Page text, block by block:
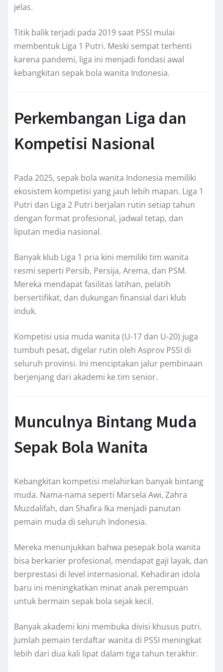
jelas.
Titik balik terjadi pada 2019 saat PSSI mulai
membentuk Liga 1 Putri. Meski sempat terhenti
karena pandemi, liga ini menjadi fondasi awal
kebangkitan sepak bola wanita Indonesia.
Perkembangan Liga dan
Kompetisi Nasional
Pada 2025, sepak bola wanita Indonesia memiliki
ekosistem kompetisi yang jauh lebih mapan. Liga 1
Putri dan Liga 2 Putri berjalan rutin setiap tahun
dengan format profesional, jadwal tetap, dan
liputan media nasional.
Banyak klub Liga 1 pria kini memiliki tim wanita
resmi seperti Persib, Persija, Arema, dan PSM.
Mereka mendapat fasilitas latihan, pelatih
bersertifikat, dan dukungan finansial dari klub
induk.
Kompetisi usia muda wanita (U-17 dan U-20) juga
tumbuh pesat, digelar rutin oleh Asprov PSSI di
seluruh provinsi. Ini menciptakan jalur pembinaan
berjenjang dari akademi ke tim senior.
Munculnya Bintang Muda
Sepak Bola Wanita
Kebangkitan kompetisi melahirkan banyak bintang
muda. Nama-nama seperti Marsela Awi, Zahra
Muzdalifah, dan Shafira Ika menjadi panutan
pemain muda di seluruh Indonesia.
Mereka menunjukkan bahwa pesepak bola wanita
bisa berkarier profesional, mendapat gaji layak, dan
berprestasi di level internasional. Kehadiran idola
baru ini meningkatkan minat anak perempuan
untuk bermain sepak bola sejak kecil.
Banyak akademi kini membuka divisi khusus putri.
Jumlah pemain terdaftar wanita di PSSI meningkat
lebih dari dua kali lipat dalam tiga tahun terakhir.